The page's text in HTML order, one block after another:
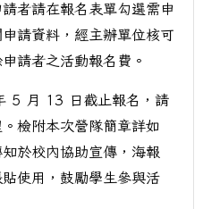
者請在報名表單勾選需申
請資料，經主辦單位核可
請者之活動報名費。
5 月 13 日截止報名，請
檢附本次營隊簡章詳如
於校內協助宣傳，海報
貼使用，鼓勵學生參與活